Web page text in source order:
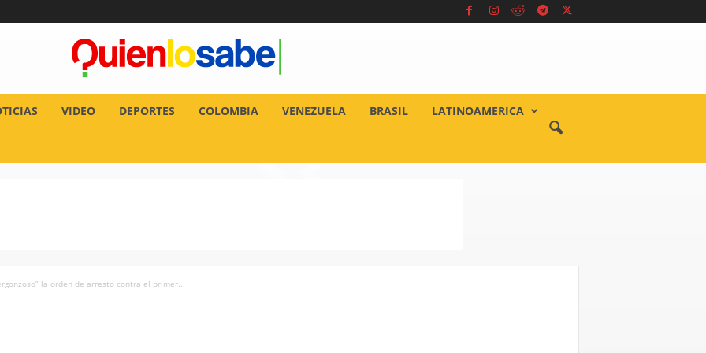
VIDEO DEPORTES COLOMBIA VENEZUELA BRASIL LATINOAMERICA
la orden de arresto contra el primer...